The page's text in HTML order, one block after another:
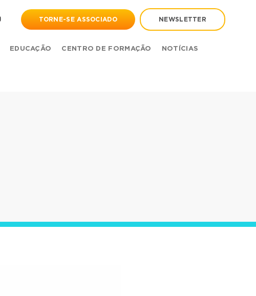
TORNE-SE ASSOCIADO NEWSLETTER
EDUCAÇÃO CENTRO DE FORMAÇÃO NOTÍCIAS